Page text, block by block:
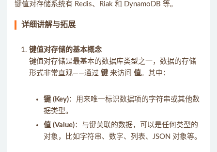
键值对存储系统有 Redis、Riak 和 DynamoDB 等。
详细讲解与拓展
键值对存储的基本概念
键值对存储是最基本的数据库类型之一，数据的存储
形式非常直观——通过 键 来访问 值。其中：
键 (Key)：用来唯一标识数据项的字符串或其他数
据类型。
值 (Value)：与键关联的数据，可以是任何类型的
对象，比如字符串、数字、列表、JSON 对象等。